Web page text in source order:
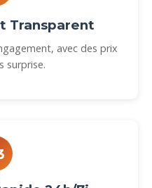
Transparent
avec des prix
surprise.